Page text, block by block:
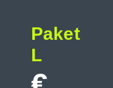
Paket
L